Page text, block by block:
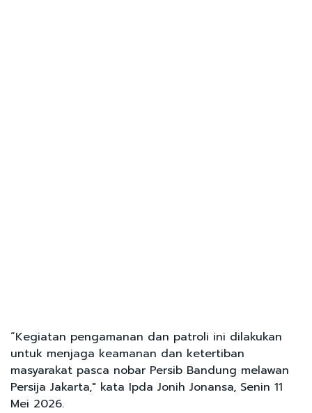
“Kegiatan pengamanan dan patroli ini dilakukan
untuk menjaga keamanan dan ketertiban
masyarakat pasca nobar Persib Bandung melawan
Persija Jakarta," kata Ipda Jonih Jonansa, Senin 11
Mei 2026.